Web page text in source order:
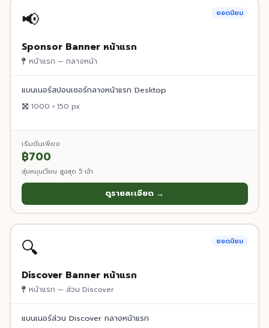
📢 ยอดนิยม
Sponsor Banner หน้าแรก
หน้าแรก — กลางหน้า
แบนเนอร์สปอนเซอร์กลางหน้าแรก Desktop
1000 × 150 px
เริ่มต้นเพียง
฿700
สุ่มหมุนเวียน สูงสุด 5 เจ้า
ดูรายละเอียด →
🔍 ยอดนิยม
Discover Banner หน้าแรก
หน้าแรก — ส่วน Discover
แบนเนอร์ส่วน Discover กลางหน้าแรก